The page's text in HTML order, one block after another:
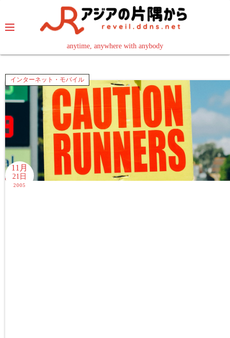
テ
へ
ス
キ
プ
anytime, anywhere with anybody
read in your language
インターネット・モバイル
11月
21日
2005